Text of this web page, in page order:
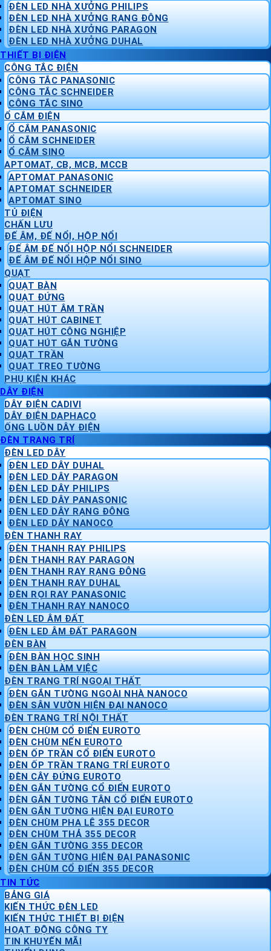
ĐÈN LED NHÀ XƯỞNG PHILIPS
ĐÈN LED NHÀ XƯỞNG RẠNG ĐÔNG
ĐÈN LED NHÀ XƯỞNG PARAGON
ĐÈN LED NHÀ XƯỞNG DUHAL
THIẾT BỊ ĐIỆN
CÔNG TẮC ĐIỆN
CÔNG TẮC PANASONIC
CÔNG TẮC SCHNEIDER
CÔNG TẮC SINO
Ổ CẮM ĐIỆN
Ổ CẮM PANASONIC
Ổ CẮM SCHNEIDER
Ổ CẮM SINO
APTOMAT, CB, MCB, MCCB
APTOMAT PANASONIC
APTOMAT SCHNEIDER
APTOMAT SINO
TỦ ĐIỆN
CHẤN LƯU
ĐẾ ÂM, ĐẾ NỔI, HỘP NỔI
ĐẾ ÂM ĐẾ NỔI HỘP NỔI SCHNEIDER
ĐẾ ÂM ĐẾ NỔI HỘP NỔI SINO
QUẠT
QUẠT BÀN
QUẠT ĐỨNG
QUẠT HÚT ÂM TRẦN
QUẠT HÚT CABINET
QUẠT HÚT CÔNG NGHIỆP
QUẠT HÚT GẮN TƯỜNG
QUẠT TRẦN
QUẠT TREO TƯỜNG
PHỤ KIỆN KHÁC
DÂY ĐIỆN
DÂY ĐIỆN CADIVI
DÂY ĐIỆN DAPHACO
ỐNG LUỒN DÂY ĐIỆN
ĐÈN TRANG TRÍ
ĐÈN LED DÂY
ĐÈN LED DÂY DUHAL
ĐÈN LED DÂY PARAGON
ĐÈN LED DÂY PHILIPS
ĐÈN LED DÂY PANASONIC
ĐÈN LED DÂY RẠNG ĐÔNG
ĐÈN LED DÂY NANOCO
ĐÈN THANH RAY
ĐÈN THANH RAY PHILIPS
ĐÈN THANH RAY PARAGON
ĐÈN THANH RAY RẠNG ĐÔNG
ĐÈN THANH RAY DUHAL
ĐÈN RỌI RAY PANASONIC
ĐÈN THANH RAY NANOCO
ĐÈN LED ÂM ĐẤT
ĐÈN LED ÂM ĐẤT PARAGON
ĐÈN BÀN
ĐÈN BÀN HỌC SINH
ĐÈN BÀN LÀM VIỆC
ĐÈN TRANG TRÍ NGOẠI THẤT
ĐÈN GẮN TƯỜNG NGOÀI NHÀ NANOCO
ĐÈN SÂN VƯỜN HIỆN ĐẠI NANOCO
ĐÈN TRANG TRÍ NỘI THẤT
ĐÈN CHÙM CỔ ĐIỂN EUROTO
ĐÈN CHÙM NẾN EUROTO
ĐÈN ỐP TRẦN CỔ ĐIỂN EUROTO
ĐÈN ỐP TRẦN TRANG TRÍ EUROTO
ĐÈN CÂY ĐỨNG EUROTO
ĐÈN GẮN TƯỜNG CỔ ĐIỂN EUROTO
ĐÈN GẮN TƯỜNG TÂN CỔ ĐIỂN EUROTO
ĐÈN GẮN TƯỜNG HIỆN ĐẠI EUROTO
ĐÈN CHÙM PHA LÊ 355 DECOR
ĐÈN CHÙM THẢ 355 DECOR
ĐÈN GẮN TƯỜNG 355 DECOR
ĐÈN GẮN TƯỜNG HIỆN ĐẠI PANASONIC
ĐÈN CHÙM CỔ ĐIỂN 355 DECOR
TIN TỨC
BẢNG GIÁ
KIẾN THỨC ĐÈN LED
KIẾN THỨC THIẾT BỊ ĐIỆN
HOẠT ĐỘNG CÔNG TY
TIN KHUYẾN MÃI